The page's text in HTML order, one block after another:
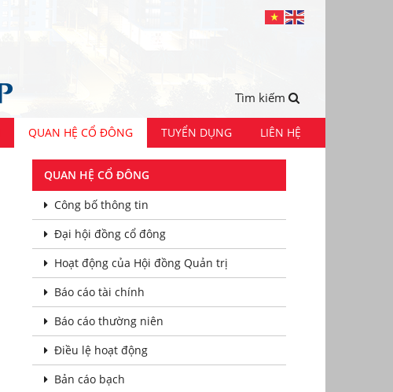
Tìm kiếm
QUAN HỆ CỔ ĐÔNG TUYỂN DỤNG LIÊN HỆ
QUAN HỆ CỔ ĐÔNG
Công bố thông tin
Đại hội đồng cổ đông
Hoạt động của Hội đồng Quản trị
Báo cáo tài chính
Báo cáo thường niên
Điều lệ hoạt động
Bản cáo bạch